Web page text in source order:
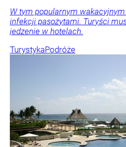
W tym popularnym
infekcji pasożytami. Turyści
jedzenie w hotelach.
TurystykaPodróże